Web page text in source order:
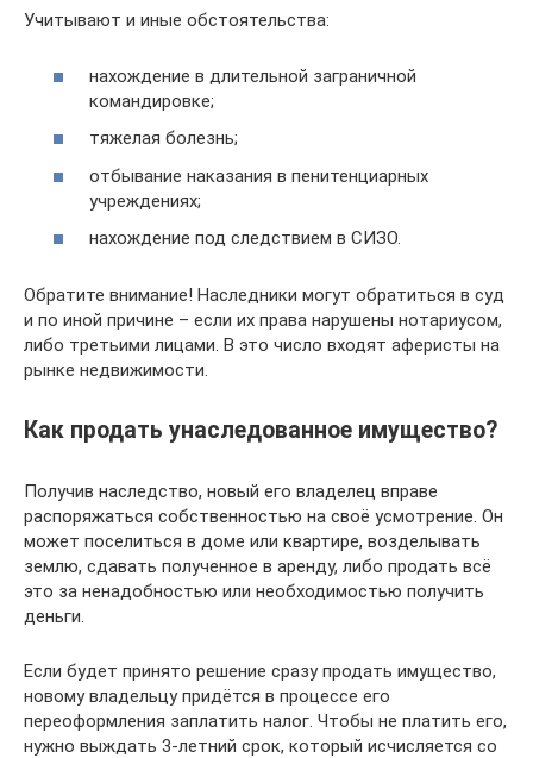
Учитывают и иные обстоятельства:
нахождение в длительной заграничной
командировке;
тяжелая болезнь;
отбывание наказания в пенитенциарных
учреждениях;
нахождение под следствием в СИЗО.
Обратите внимание! Наследники могут обратиться в суд
и по иной причине – если их права нарушены нотариусом,
либо третьими лицами. В это число входят аферисты на
рынке недвижимости.
Как продать унаследованное имущество?
Получив наследство, новый его владелец вправе
распоряжаться собственностью на своё усмотрение. Он
может поселиться в доме или квартире, возделывать
землю, сдавать полученное в аренду, либо продать всё
это за ненадобностью или необходимостью получить
деньги.
Если будет принято решение сразу продать имущество,
новому владельцу придётся в процессе его
переоформления заплатить налог. Чтобы не платить его,
нужно выждать 3-летний срок, который исчисляется со